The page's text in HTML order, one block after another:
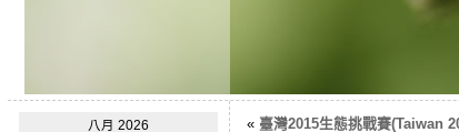
八月 2026
« 臺灣2015生態挑戰賽(Taiwan